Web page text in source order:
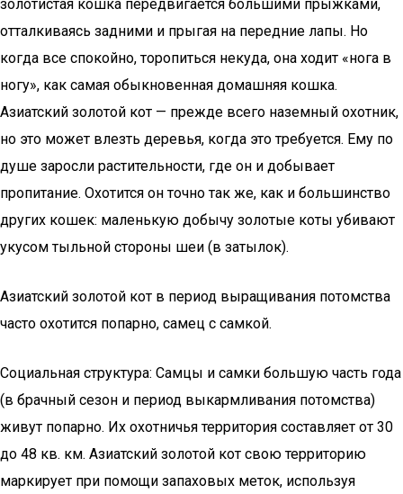
золотистая кошка передвигается большими прыжками,
отталкиваясь задними и прыгая на передние лапы. Но
когда все спокойно, торопиться некуда, она ходит «нога в
ногу», как самая обыкновенная домашняя кошка.
Азиатский золотой кот — прежде всего наземный охотник,
но это может влезть деревья, когда это требуется. Ему по
душе заросли растительности, где он и добывает
пропитание. Охотится он точно так же, как и большинство
других кошек: маленькую добычу золотые коты убивают
укусом тыльной стороны шеи (в затылок).
Азиатский золотой кот в период выращивания потомства
часто охотится попарно, самец с самкой.
Социальная структура: Самцы и самки большую часть года
(в брачный сезон и период выкармливания потомства)
живут попарно. Их охотничья территория составляет от 30
до 48 кв. км. Азиатский золотой кот свою территорию
маркирует при помощи запаховых меток, используя